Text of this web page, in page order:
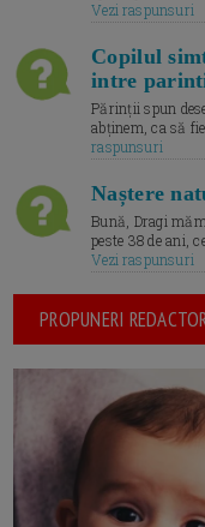
Vezi raspunsuri
Copilul
intre
Părinții spun
abținem, ca să
raspunsuri
Naștere
Bună, Dragi
peste 38 de ani,
Vezi raspunsuri
PROPUNERI